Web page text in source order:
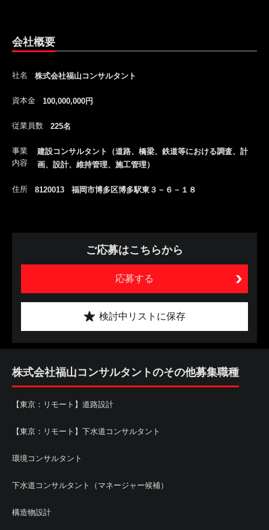
会社概要
社名 株式会社福山コンサルタント
資本金 100,000,000円
従業員数 225名
事業
内容
建設コンサルタント（道路、橋梁、鉄道等における調査、計
画、設計、維持管理、施工管理）
住所 8120013 福岡市博多区博多駅東３－６－１８
ご応募はこちらから
応募する
検討中リストに保存
株式会社福山コンサルタントのその他募集職種
【東京：リモート】道路設計
【東京：リモート】下水道コンサルタント
環境コンサルタント
下水道コンサルタント（マネージャー候補）
構造物設計